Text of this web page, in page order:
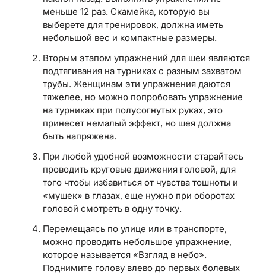
меньше 12 раз. Скамейка, которую вы
выберете для тренировок, должна иметь
небольшой вес и компактные размеры.
Вторым этапом упражнений для шеи являются
подтягивания на турниках с разным захватом
трубы. Женщинам эти упражнения даются
тяжелее, но можно попробовать упражнение
на турниках при полусогнутых руках, это
принесет немалый эффект, но шея должна
быть напряжена.
При любой удобной возможности старайтесь
проводить круговые движения головой, для
того чтобы избавиться от чувства тошноты и
«мушек» в глазах, еще нужно при оборотах
головой смотреть в одну точку.
Перемещаясь по улице или в транспорте,
можно проводить небольшое упражнение,
которое называется «Взгляд в небо».
Поднимите голову влево до первых болевых